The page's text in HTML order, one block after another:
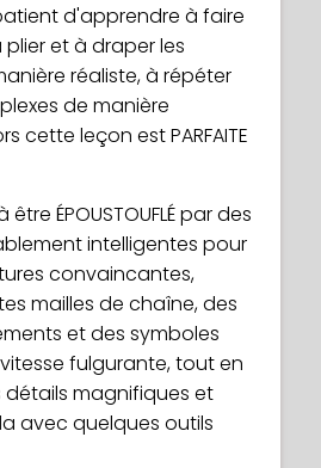
d'apprendre à faire
plier et à draper les
réaliste, à répéter
de manière
cette leçon est PARFAITE
ÉPOUSTOUFLÉ par des
intelligentes pour
convaincantes,
mailles de chaîne, des
et des symboles
fulgurante, tout en
magnifiques et
avec quelques outils